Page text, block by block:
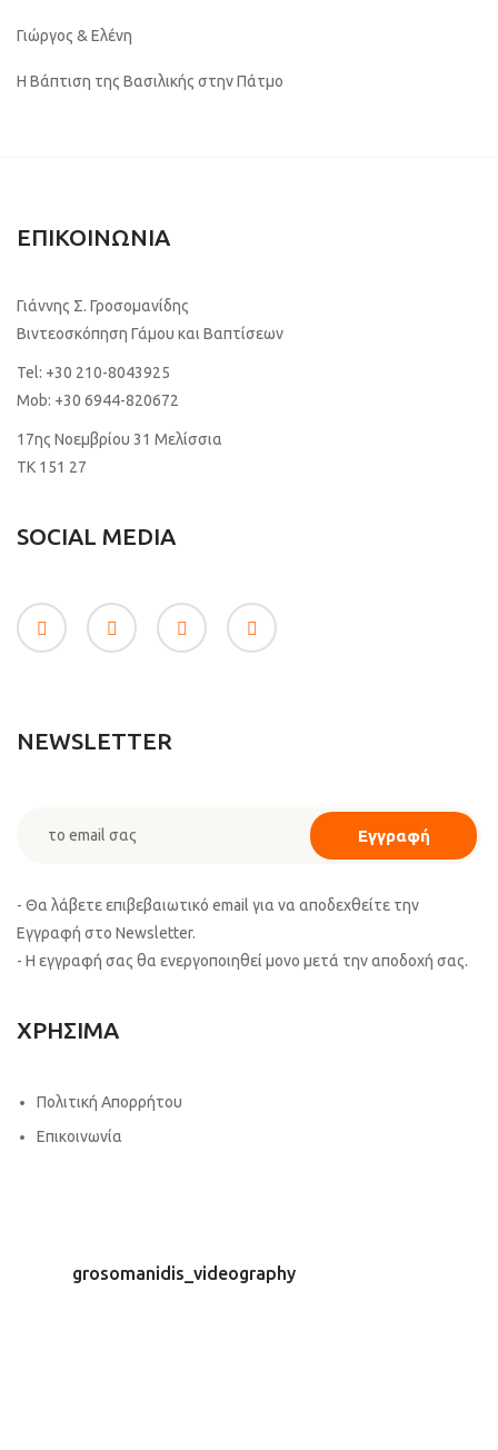
Γιώργος & Ελένη
Η Βάπτιση της Βασιλικής στην Πάτμο
ΕΠΙΚΟΙΝΩΝΙΑ
Γιάννης Σ. Γροσομανίδης
Βιντεοσκόπηση Γάμου και Βαπτίσεων
Tel: +30 210-8043925
Mob: +30 6944-820672
17ης Νοεμβρίου 31 Μελίσσια
TK 151 27
SOCIAL MEDIA
NEWSLETTER
- Θα λάβετε επιβεβαιωτικό email για να αποδεχθείτε την
Εγγραφή στο Newsletter.
- Η εγγραφή σας θα ενεργοποιηθεί μονο μετά την αποδοχή σας.
ΧΡΗΣΙΜΑ
Πολιτική Απορρήτου
Επικοινωνία
grosomanidis_videography